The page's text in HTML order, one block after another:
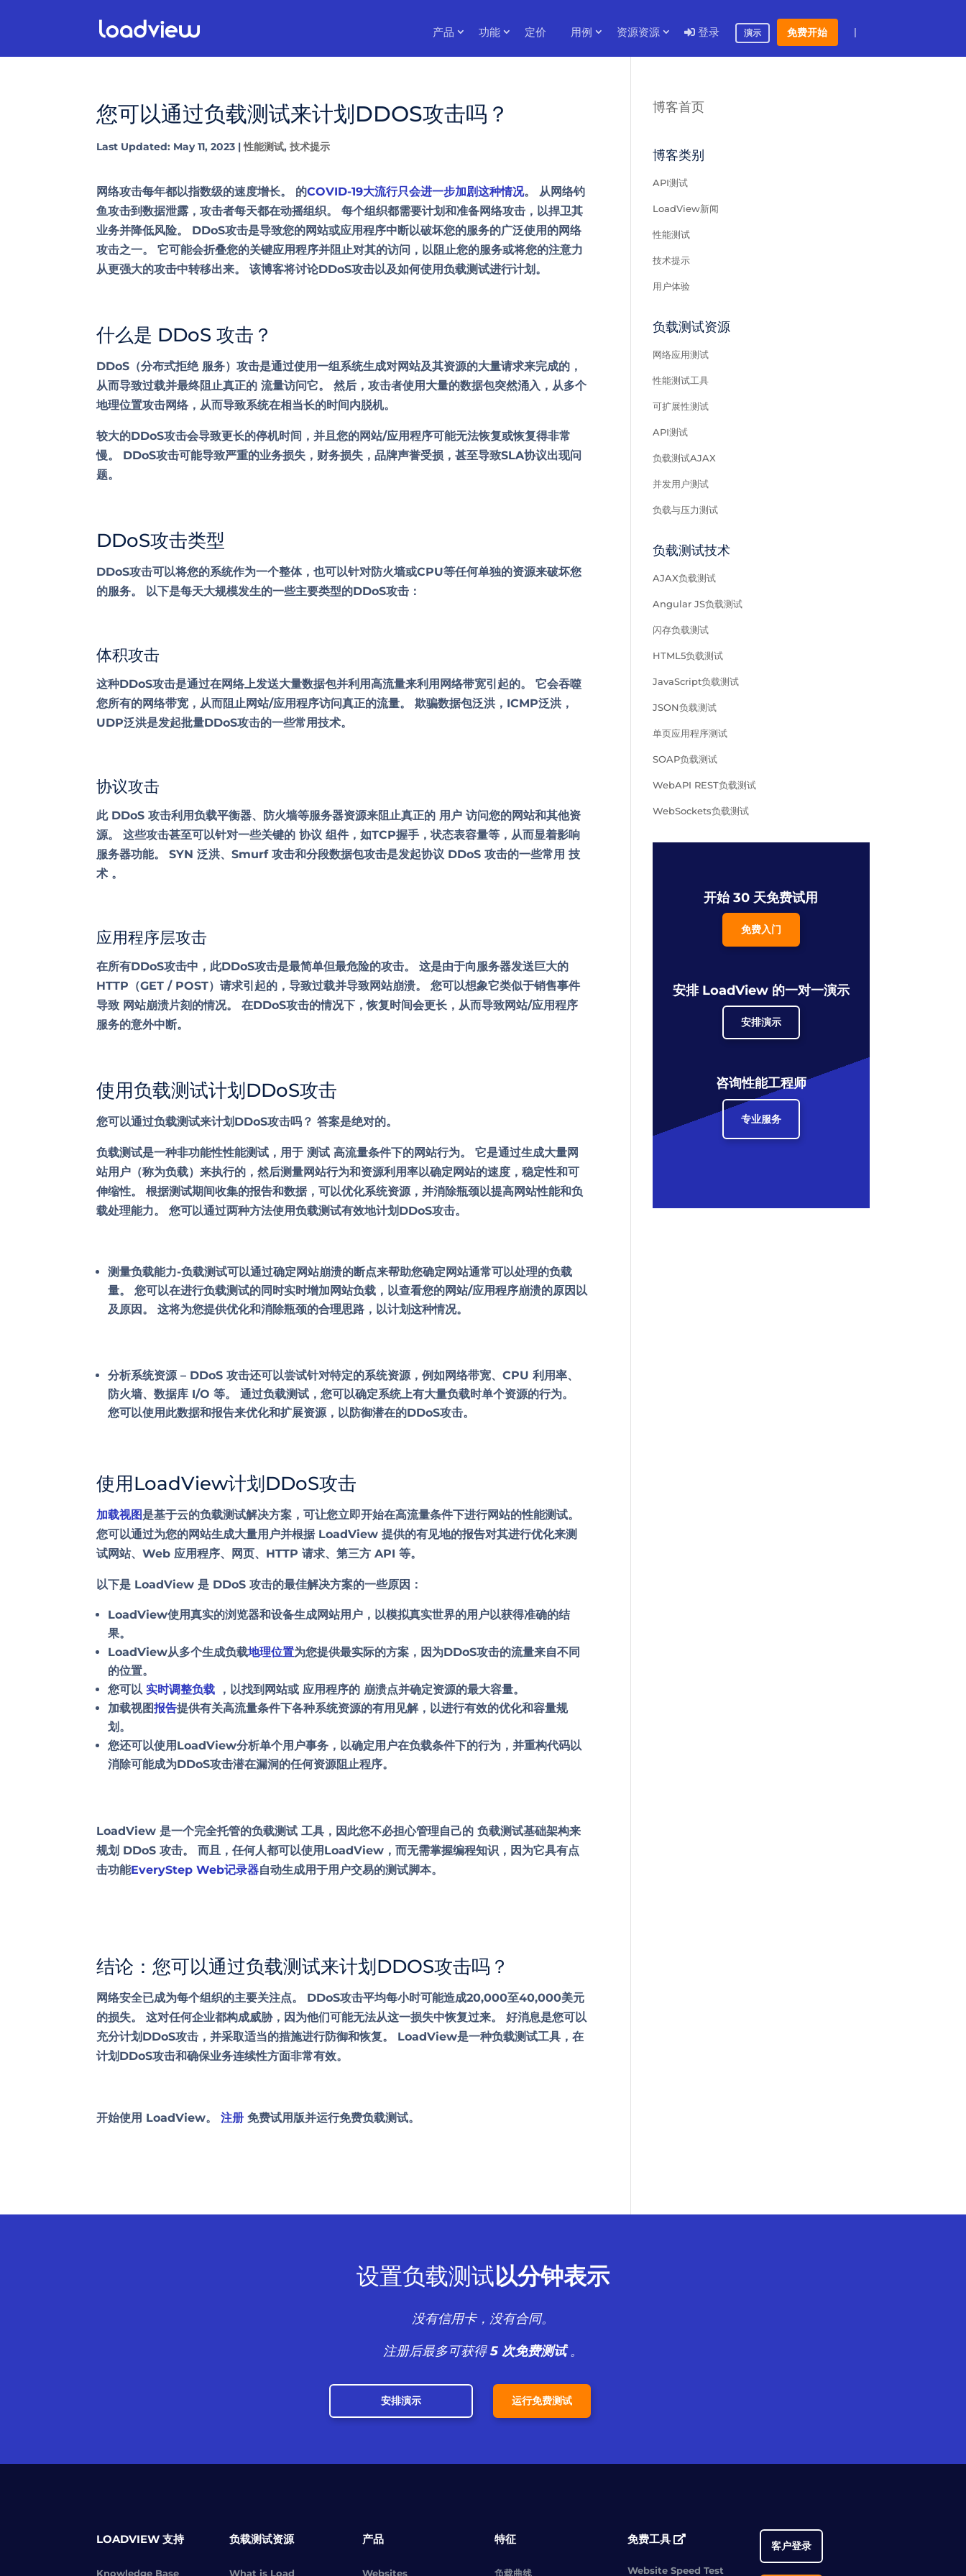
产品 功能 定价 用例 资源资源 登录 演示 免费开始 |
您可以通过负载测试来计划DDOS攻击吗？
Last Updated: May 11, 2023 |性能测试,技术提示
网络攻击每年都以指数级的速度增长。 的COVID-19大流行只会进一步加剧这种情况。 从网络钓
鱼攻击到数据泄露，攻击者每天都在动摇组织。 每个组织都需要计划和准备网络攻击，以捍卫其
业务并降低风险。 DDoS攻击是导致您的网站或应用程序中断以破坏您的服务的广泛使用的网络
攻击之一。 它可能会折叠您的关键应用程序并阻止对其的访问，以阻止您的服务或将您的注意力
从更强大的攻击中转移出来。 该博客将讨论DDoS攻击以及如何使用负载测试进行计划。
什么是 DDoS 攻击？
DDoS（分布式拒绝 服务）攻击是通过使用一组系统生成对网站及其资源的大量请求来完成的，
从而导致过载并最终阻止真正的流量访问它。 然后，攻击者使用大量的数据包突然涌入，从多个
地理位置攻击网络，从而导致系统在相当长的时间内脱机。
较大的DDoS攻击会导致更长的停机时间，并且您的网站/应用程序可能无法恢复或恢复得非常
慢。 DDoS攻击可能导致严重的业务损失，财务损失，品牌声誉受损，甚至导致SLA协议出现问
题。
DDoS攻击类型
DDoS攻击可以将您的系统作为一个整体，也可以针对防火墙或CPU等任何单独的资源来破坏您
的服务。 以下是每天大规模发生的一些主要类型的DDoS攻击：
体积攻击
这种DDoS攻击是通过在网络上发送大量数据包并利用高流量来利用网络带宽引起的。 它会吞噬
您所有的网络带宽，从而阻止网站/应用程序访问真正的流量。 欺骗数据包泛洪，ICMP泛洪，
UDP泛洪是发起批量DDoS攻击的一些常用技术。
协议攻击
此 DDoS 攻击利用负载平衡器、防火墙等服务器资源来阻止真正的 用户 访问您的网站和其他资
源。 这些攻击甚至可以针对一些关键的协议 组件，如TCP握手，状态表容量等，从而显着影响
服务器功能。 SYN 泛洪、Smurf 攻击和分段数据包攻击是发起协议 DDoS 攻击的一些常用技
术 。
应用程序层攻击
在所有DDoS攻击中，此DDoS攻击是最简单但最危险的攻击。 这是由于向服务器发送巨大的
HTTP（GET / POST）请求引起的，导致过载并导致网站崩溃。 您可以想象它类似于销售事件
导致 网站崩溃片刻 的情况。 在DDoS攻击的情况下，恢复时间会更长，从而导致网站/应用程序
服务的意外中断。
使用负载测试计划DDoS攻击
您可以通过负载测试来计划DDoS攻击吗？ 答案是绝对的。
负载测试是一种非功能性性能测试，用于测试 高流量条件下的网站行为。 它是通过生成大量网
站用户（称为负载）来执行的，然后测量网站行为和资源利用率以确定网站的速度，稳定性和可
伸缩性。 根据测试期间收集的报告和数据，可以优化系统资源，并消除瓶颈以提高网站性能和负
载处理能力。 您可以通过两种方法使用负载测试有效地计划DDoS攻击。
测量负载能力-负载测试可以通过确定网站崩溃的断点来帮助您确定网站通常可以处理的负载
量。 您可以在进行负载测试的同时实时增加网站负载，以查看您的网站/应用程序崩溃的原因以
及原因。 这将为您提供优化和消除瓶颈的合理思路，以计划这种情况。
分析系统资源 – DDoS 攻击还可以尝试针对特定的系统资源，例如网络带宽、CPU 利用率、
防火墙、数据库 I/O 等。 通过负载测试，您可以确定系统上有大量负载时单个资源的行为。
您可以使用此数据和报告来优化和扩展资源，以防御潜在的DDoS攻击。
使用LoadView计划DDoS攻击
加载视图是基于云的负载测试解决方案，可让您立即开始在高流量条件下进行网站的性能测试。
您可以通过为您的网站生成大量用户并根据 LoadView 提供的有见地的报告对其进行优化来测
试网站、Web 应用程序、网页、HTTP 请求、第三方API 等。
以下是 LoadView 是 DDoS 攻击的最佳解决方案的一些原因：
LoadView使用真实的浏览器和设备生成网站用户，以模拟真实世界的用户以获得准确的结
果。
LoadView从多个生成负载地理位置为您提供最实际的方案，因为DDoS攻击的流量来自不同
的位置。
您可以实时调整负载 ，以找到网站或 应用程序的 崩溃点并确定资源的最大容量。
加载视图报告提供有关高流量条件下各种系统资源的有用见解，以进行有效的优化和容量规
划。
您还可以使用LoadView分析单个用户事务，以确定用户在负载条件下的行为，并重构代码以
消除可能成为DDoS攻击潜在漏洞的任何资源阻止程序。
LoadView 是一个完全托管的负载测试工具 ，因此您不必担心管理自己的负载测试基础架构来
规划 DDoS 攻击。 而且，任何人都可以使用LoadView，而无需掌握编程知识，因为它具有点
击功能EveryStep Web记录器自动生成用于用户交易的测试脚本。
结论：您可以通过负载测试来计划DDOS攻击吗？
网络安全已成为每个组织的主要关注点。 DDoS攻击平均每小时可能造成20,000至40,000美元
的损失。 这对任何企业都构成威胁，因为他们可能无法从这一损失中恢复过来。 好消息是您可以
充分计划DDoS攻击，并采取适当的措施进行防御和恢复。 LoadView是一种负载测试工具，在
计划DDoS攻击和确保业务连续性方面非常有效。
开始使用 LoadView。注册 免费试用版并运行免费负载测试。
博客首页
博客类别
API测试
LoadView新闻
性能测试
技术提示
用户体验
负载测试资源
网络应用测试
性能测试工具
可扩展性测试
API测试
负载测试AJAX
并发用户测试
负载与压力测试
负载测试技术
AJAX负载测试
Angular JS负载测试
闪存负载测试
HTML5负载测试
JavaScript负载测试
JSON负载测试
单页应用程序测试
SOAP负载测试
WebAPI REST负载测试
WebSockets负载测试
开始 30 天免费试用
免费入门
安排 LoadView 的一对一演示
安排演示
咨询性能工程师
专业服务
设置负载测试以分钟表示
没有信用卡，没有合同。
注册后最多可获得5 次免费测试。
安排演示 运行免费测试
LOADVIEW 支持
Knowledge Base
负载测试资源
What is Load
产品
Websites
特征
负载曲线
免费工具
Website Speed Test
客户登录